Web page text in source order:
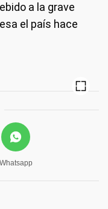
a la grave
el país hace
Whatsapp